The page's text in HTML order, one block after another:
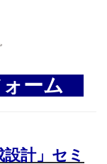
ォーム
計」セミ